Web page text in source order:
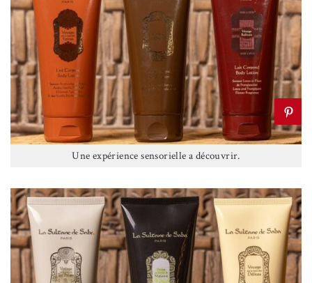
Une expérience sensorielle a découvrir.